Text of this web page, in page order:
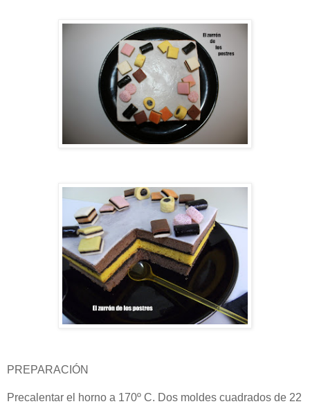
PREPARACIÓN
Precalentar el horno a 170º C. Dos moldes cuadrados de 22